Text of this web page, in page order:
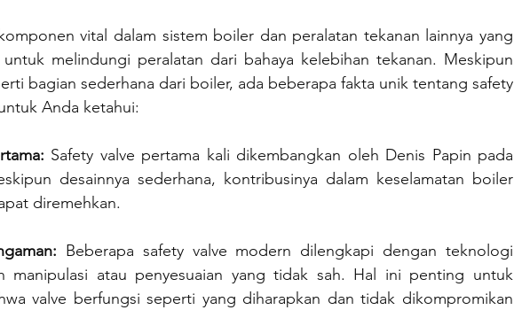
vital dalam sistem boiler dan peralatan tekanan lainnya yang
melindungi peralatan dari bahaya kelebihan tekanan. Meskipun
bagian sederhana dari boiler, ada beberapa fakta unik tentang safety
Anda ketahui:
Safety valve pertama kali dikembangkan oleh Denis Papin pada
desainnya sederhana, kontribusinya dalam keselamatan boiler
diremehkan.
Beberapa safety valve modern dilengkapi dengan teknologi
manipulasi atau penyesuaian yang tidak sah. Hal ini penting untuk
valve berfungsi seperti yang diharapkan dan tidak dikompromikan